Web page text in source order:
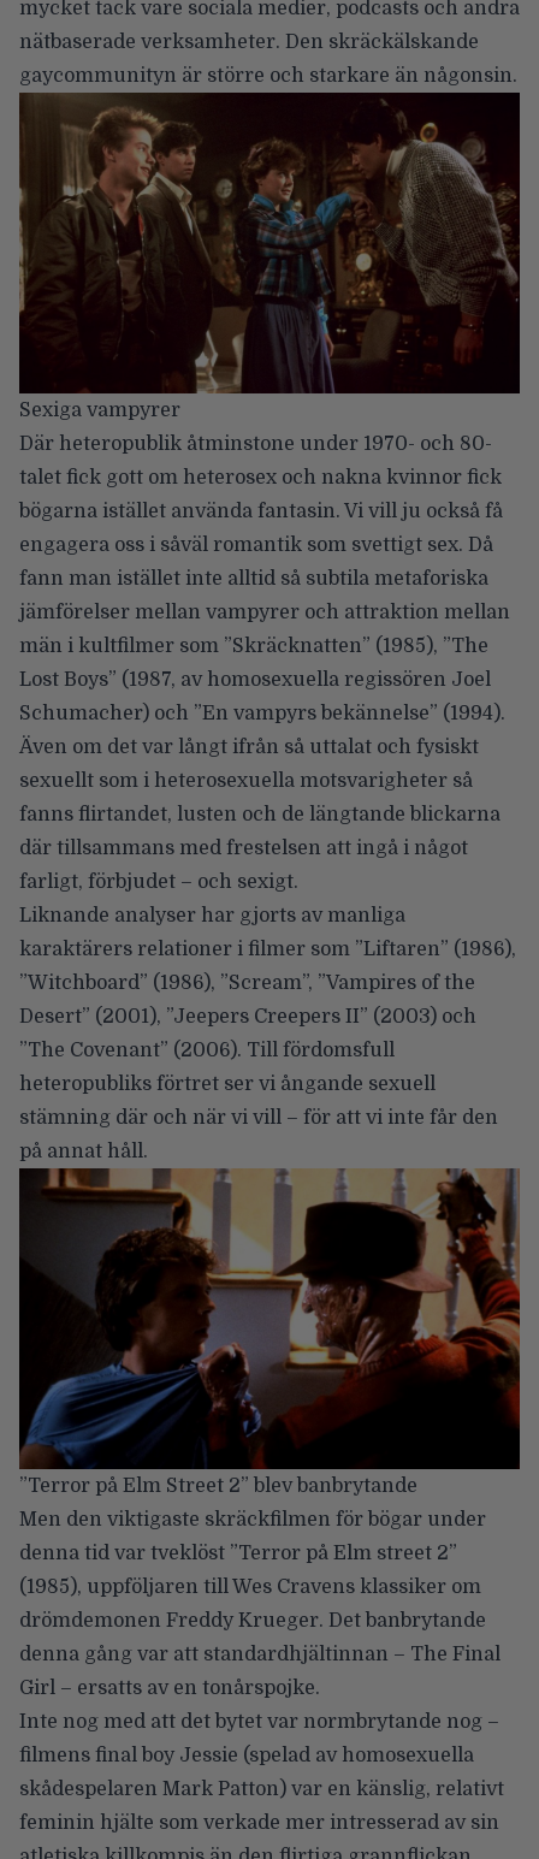
mycket tack vare sociala medier, podcasts och andra
nätbaserade verksamheter. Den skräckälskande
gaycommunityn är större och starkare än någonsin.
Sexiga vampyrer
Där heteropublik åtminstone under 1970- och 80-
talet fick gott om heterosex och nakna kvinnor fick
bögarna istället använda fantasin. Vi vill ju också få
engagera oss i såväl romantik som svettigt sex. Då
fann man istället inte alltid så subtila metaforiska
jämförelser mellan vampyrer och attraktion mellan
män i kultfilmer som ”Skräcknatten” (1985), ”The
Lost Boys” (1987, av homosexuella regissören Joel
Schumacher) och ”En vampyrs bekännelse” (1994).
Även om det var långt ifrån så uttalat och fysiskt
sexuellt som i heterosexuella motsvarigheter så
fanns flirtandet, lusten och de längtande blickarna
där tillsammans med frestelsen att ingå i något
farligt, förbjudet – och sexigt.
Liknande analyser har gjorts av manliga
karaktärers relationer i filmer som ”Liftaren” (1986),
”Witchboard” (1986), ”Scream”, ”Vampires of the
Desert” (2001), ”Jeepers Creepers II” (2003) och
”The Covenant” (2006). Till fördomsfull
heteropubliks förtret ser vi ångande sexuell
stämning där och när vi vill – för att vi inte får den
på annat håll.
”Terror på Elm Street 2” blev banbrytande
Men den viktigaste skräckfilmen för bögar under
denna tid var tveklöst ”Terror på Elm street 2”
(1985), uppföljaren till Wes Cravens klassiker om
drömdemonen Freddy Krueger. Det banbrytande
denna gång var att standardhjältinnan – The Final
Girl – ersatts av en tonårspojke.
Inte nog med att det bytet var normbrytande nog –
filmens final boy Jessie (spelad av homosexuella
skådespelaren Mark Patton) var en känslig, relativt
feminin hjälte som verkade mer intresserad av sin